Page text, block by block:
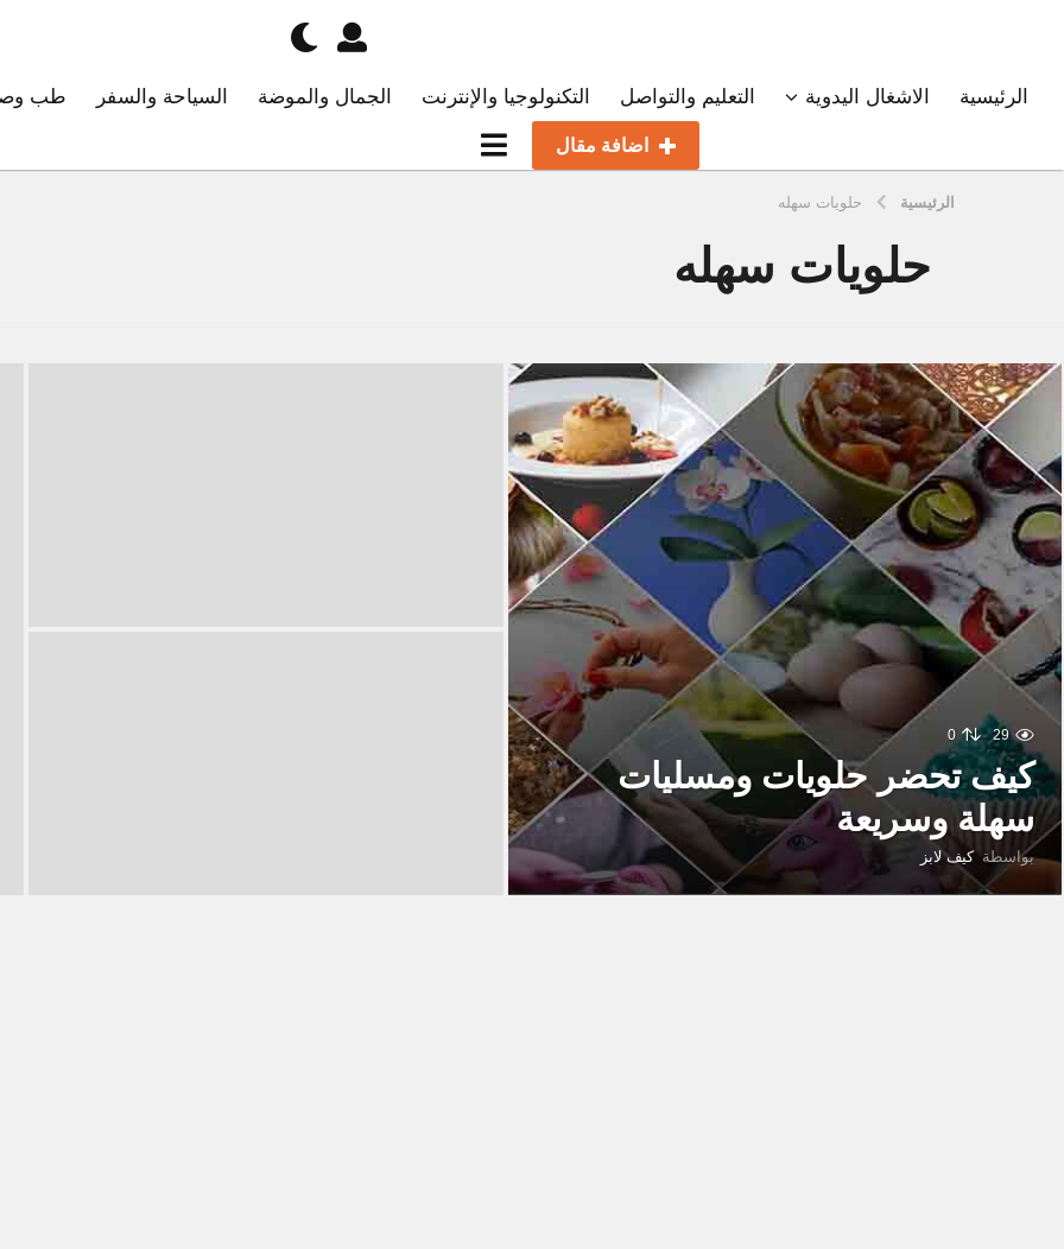
الرئيسية الاشغال اليدوية التعليم والتواصل التكنولوجيا والإنترنت الجمال والموضة السياحة والسفر طب
اضافة مقال
الرئيسية حلويات سهله
حلويات سهله
29
0
كيف تحضر حلويات ومسليات
سهلة وسريعة
بواسطة كيف لابز